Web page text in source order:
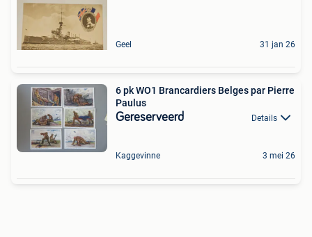
Geel 31 jan 26
6 pk WO1 Brancardiers Belges par Pierre
Paulus
Gereserveerd Details
Kaggevinne 3 mei 26